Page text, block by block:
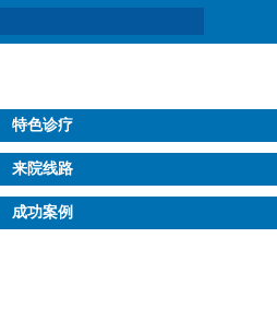
特色诊疗
来院线路
成功案例